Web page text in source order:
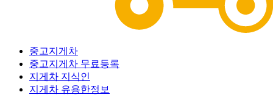
중고지게차
중고지게차 무료등록
지게차 지식인
지게차 유용한정보